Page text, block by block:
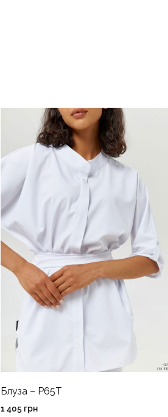
Блуза – P65T
1 405 грн